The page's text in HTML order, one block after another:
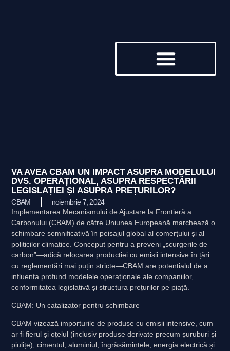
VA AVEA CBAM UN IMPACT ASUPRA MODELULUI
DVS. OPERAȚIONAL, ASUPRA RESPECTĂRII
LEGISLAȚIEI ȘI ASUPRA PREȚURILOR?
CBAM
noiembrie 7, 2024
Implementarea Mecanismului de Ajustare la Frontieră a
Carbonului (CBAM) de către Uniunea Europeană marchează o
schimbare semnificativă în peisajul global al comerțului și al
politicilor climatice. Conceput pentru a preveni „scurgerile de
carbon”—adică relocarea producției cu emisii intensive în țări
cu reglementări mai puțin stricte—CBAM are potențialul de a
influența profund modelele operaționale ale companiilor,
conformitatea legislativă și structura prețurilor pe piață.
CBAM: Un catalizator pentru schimbare
CBAM vizează importurile de produse cu emisii intensive, cum
ar fi fierul și oțelul (inclusiv produse derivate precum șuruburi și
piulițe), cimentul, aluminiul, îngrășămintele, energia electrică și